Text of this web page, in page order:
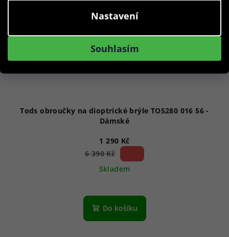
Nastavení
Souhlasím
Tods obroučky na dioptrické brýle TO5280 016 56 -
Dámské
1 290 Kč
6 390 Kč
Skladem
Do košíku